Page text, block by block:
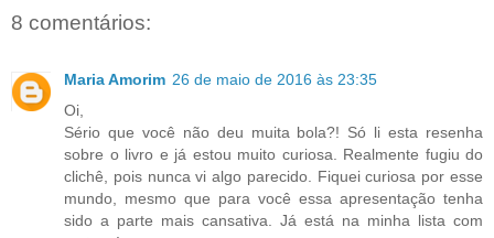
8 comentários:
Maria Amorim 26 de maio de 2016 às 23:35
Oi,
Sério que você não deu muita bola?! Só li esta resenha
sobre o livro e já estou muito curiosa. Realmente fugiu do
clichê, pois nunca vi algo parecido. Fiquei curiosa por esse
mundo, mesmo que para você essa apresentação tenha
sido a parte mais cansativa. Já está na minha lista com